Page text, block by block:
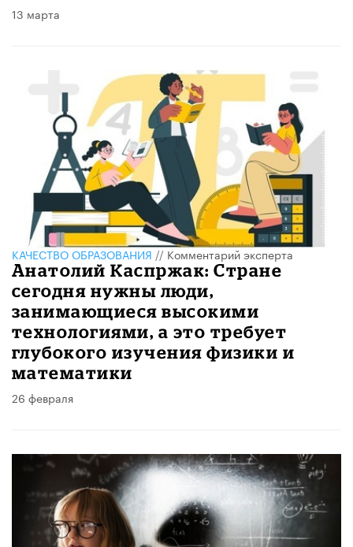
13 марта
КАЧЕСТВО ОБРАЗОВАНИЯ // Комментарий эксперта
Анатолий Каспржак: Стране
сегодня нужны люди,
занимающиеся высокими
технологиями, а это требует
глубокого изучения физики и
математики
26 февраля